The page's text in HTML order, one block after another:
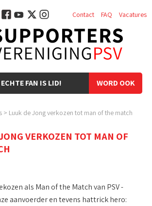
WORD OOK
ECHTE FAN IS LID!
Contact FAQ Vacatures
> Luuk de Jong verkozen tot man of the match
VERKOZEN TOT MAN OF
als Man of the Match van PSV -
aanvoerder en tevens hattrick hero: